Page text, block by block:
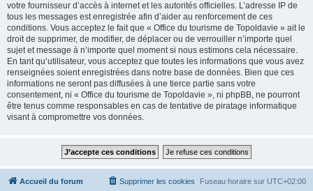
votre fournisseur d’accès à internet et les autorités officielles. L’adresse IP de
tous les messages est enregistrée afin d’aider au renforcement de ces
conditions. Vous acceptez le fait que « Office du tourisme de Topoldavie » ait le
droit de supprimer, de modifier, de déplacer ou de verrouiller n’importe quel
sujet et message à n’importe quel moment si nous estimons cela nécessaire.
En tant qu’utilisateur, vous acceptez que toutes les informations que vous avez
renseignées soient enregistrées dans notre base de données. Bien que ces
informations ne seront pas diffusées à une tierce partie sans votre
consentement, ni « Office du tourisme de Topoldavie », ni phpBB, ne pourront
être tenus comme responsables en cas de tentative de piratage informatique
visant à compromettre vos données.
Accueil du forum Fuseau horaire sur UTC+02:00
Supprimer les cookies